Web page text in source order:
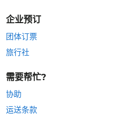
企业预订
团体订票
旅行社
需要帮忙?
协助
运送条款